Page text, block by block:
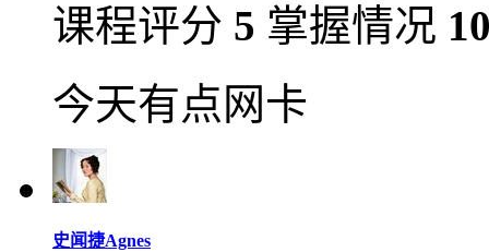
课程评分 5 掌握情况
今天有点网卡
史闻捷Agnes